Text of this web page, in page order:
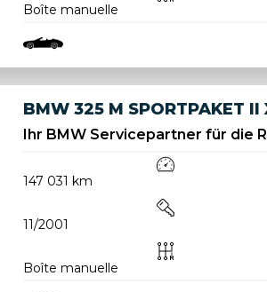
Boîte manuelle
BMW 325 M SPORTPAKET II
Ihr BMW Servicepartner für die
147 031 km
11/2001
Boîte manuelle